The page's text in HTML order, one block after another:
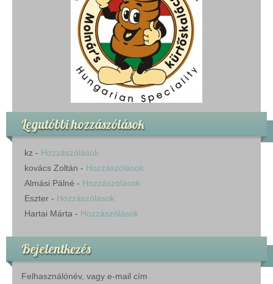
Legutóbbi hozzászólások
kz - Hozzászólások
kovács Zoltán - Hozzászólások
Almási Pálné - Hozzászólások
Eszter - Hozzászólások
Hartai Márta - Hozzászólások
Bejelentkezés
Felhasználónév, vagy e-mail cím